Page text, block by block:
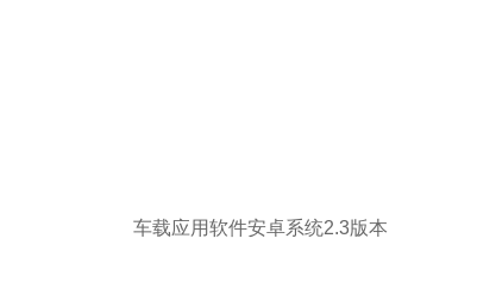
车载应用软件安卓系统2.3版本